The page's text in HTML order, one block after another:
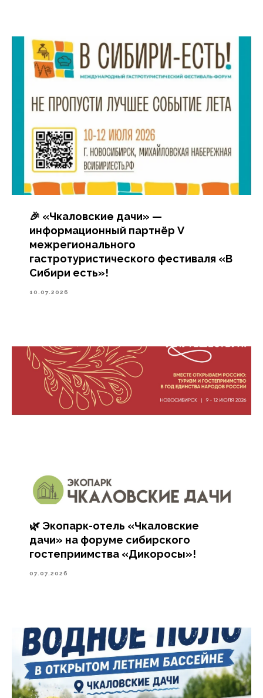
🎉 «Чкаловские дачи» —
информационный партнёр V
межрегионального
гастротуристического фестиваля «В
Сибири есть»!
10.07.2026
🌿 Экопарк-отель «Чкаловские
дачи» на форуме сибирского
гостеприимства «Дикоросы»!
07.07.2026